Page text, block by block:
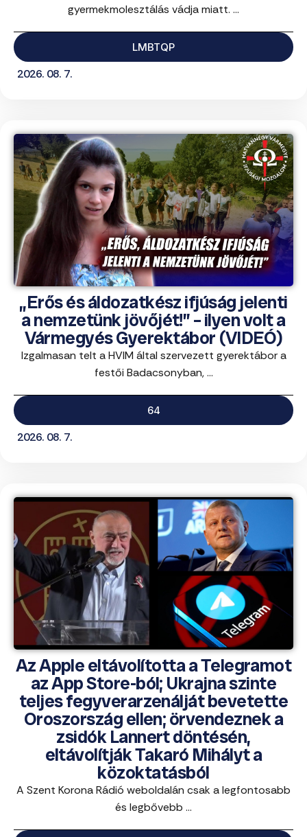
gyermekmolesztálás vádja miatt. ...
LMBTQP
2026. 08. 7.
„Erős és áldozatkész ifjúság jelenti
a nemzetünk jövőjét!” – ilyen volt a
Vármegyés Gyerektábor (VIDEÓ)
Izgalmasan telt a HVIM által szervezett gyerektábor a
festői Badacsonyban, ...
64
2026. 08. 7.
Az Apple eltávolította a Telegramot
az App Store-ból; Ukrajna szinte
teljes fegyverarzenálját bevetette
Oroszország ellen; örvendeznek a
zsidók Lannert döntésén,
eltávolítják Takaró Mihályt a
közoktatásból
A Szent Korona Rádió weboldalán csak a legfontosabb
és legbővebb ...